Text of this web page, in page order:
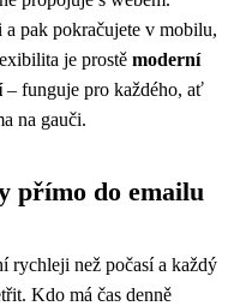
a pak pokračujete v mobilu,
je prostě moderní
– funguje pro každého, ať
na gauči.
přímo do emailu
rychleji než počasí a každý
Kdo má čas denně